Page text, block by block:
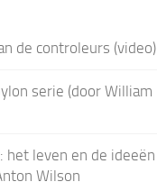
de controleurs (video)
serie (door William
het leven en de ideeën
Wilson